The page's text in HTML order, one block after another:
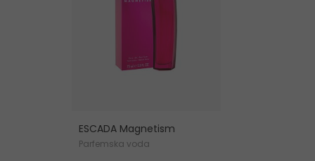
ESCADA Magnetism
Parfemska voda